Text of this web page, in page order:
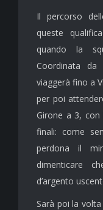
Il percorso
queste
quando la
Coordinata
viaggerà fino a
per poi
Girone a 3, con
finali: come
perdona il
dimenticare
d’argento
Sarà poi la